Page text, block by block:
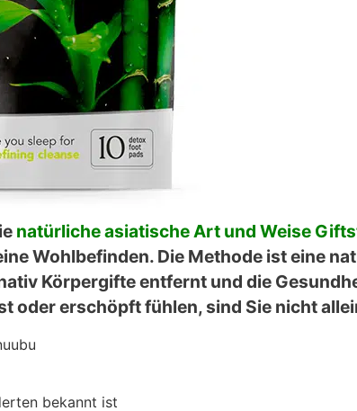
natürliche asiatische Art und Weise
Wohlbefinden. Die Methode ist eine
Körpergifte entfernt und die
oder erschöpft fühlen, sind Sie nicht
bekannt ist